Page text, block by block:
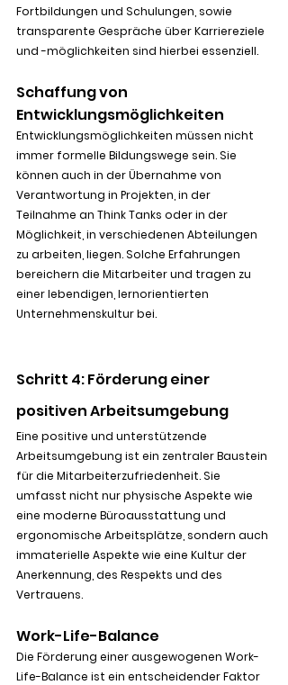
Fortbildungen und Schulungen, sowie
transparente Gespräche über Karriereziele
und -möglichkeiten sind hierbei essenziell.
Schaffung von
Entwicklungsmöglichkeiten
Entwicklungsmöglichkeiten müssen nicht
immer formelle Bildungswege sein. Sie
können auch in der Übernahme von
Verantwortung in Projekten, in der
Teilnahme an Think Tanks oder in der
Möglichkeit, in verschiedenen Abteilungen
zu arbeiten, liegen. Solche Erfahrungen
bereichern die Mitarbeiter und tragen zu
einer lebendigen, lernorientierten
Unternehmenskultur bei.
Schritt 4: Förderung einer
positiven Arbeitsumgebung
Eine positive und unterstützende
Arbeitsumgebung ist ein zentraler Baustein
für die Mitarbeiterzufriedenheit. Sie
umfasst nicht nur physische Aspekte wie
eine moderne Büroausstattung und
ergonomische Arbeitsplätze, sondern auch
immaterielle Aspekte wie eine Kultur der
Anerkennung, des Respekts und des
Vertrauens.
Work-Life-Balance
Die Förderung einer ausgewogenen Work-
Life-Balance ist ein entscheidender Faktor